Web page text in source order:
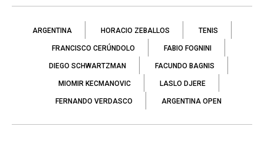
ARGENTINA HORACIO ZEBALLOS TENIS
FRANCISCO CERÚNDOLO FABIO FOGNINI
DIEGO SCHWARTZMAN FACUNDO BAGNIS
MIOMIR KECMANOVIC LASLO DJERE
FERNANDO VERDASCO ARGENTINA OPEN